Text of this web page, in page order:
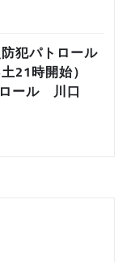
犯パトロール
21時開始）
ール 川口